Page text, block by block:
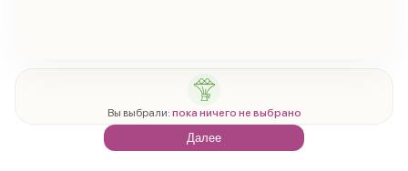
Вы выбрали: пока ничего не выбрано
Далее